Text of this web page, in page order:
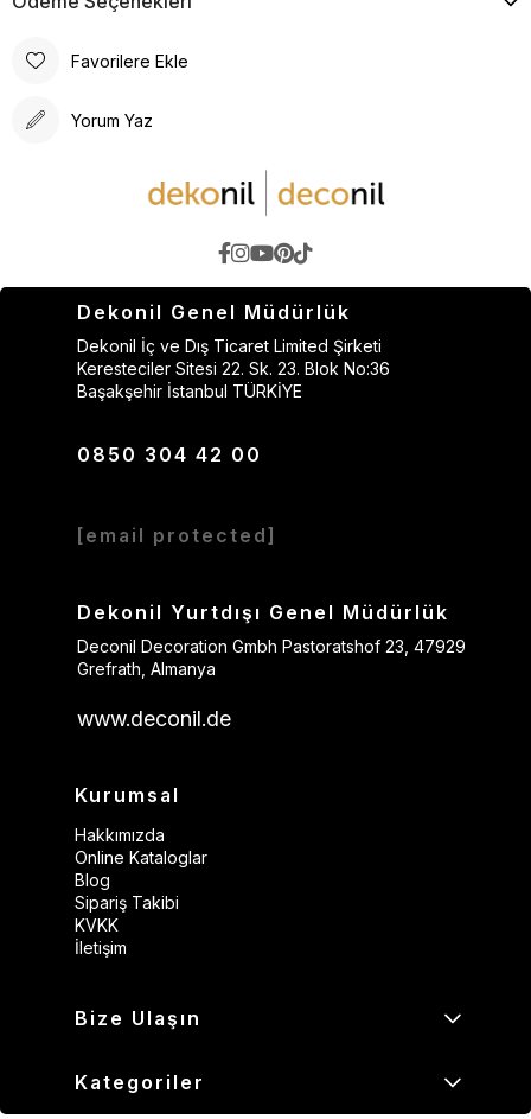
Favorilere Ekle
Yorum Yaz
Dekonil Genel Müdürlük
Dekonil İç ve Dış Ticaret Limited Şirketi
Keresteciler Sitesi 22. Sk. 23. Blok No:36
Başakşehir İstanbul TÜRKİYE
0850 304 42 00
[email protected]
Dekonil Yurtdışı Genel Müdürlük
Deconil Decoration Gmbh Pastoratshof 23, 47929
Grefrath, Almanya
www.deconil.de
Kurumsal
Hakkımızda
Online Kataloglar
Blog
Sipariş Takibi
KVKK
İletişim
Bize Ulaşın
Kategoriler